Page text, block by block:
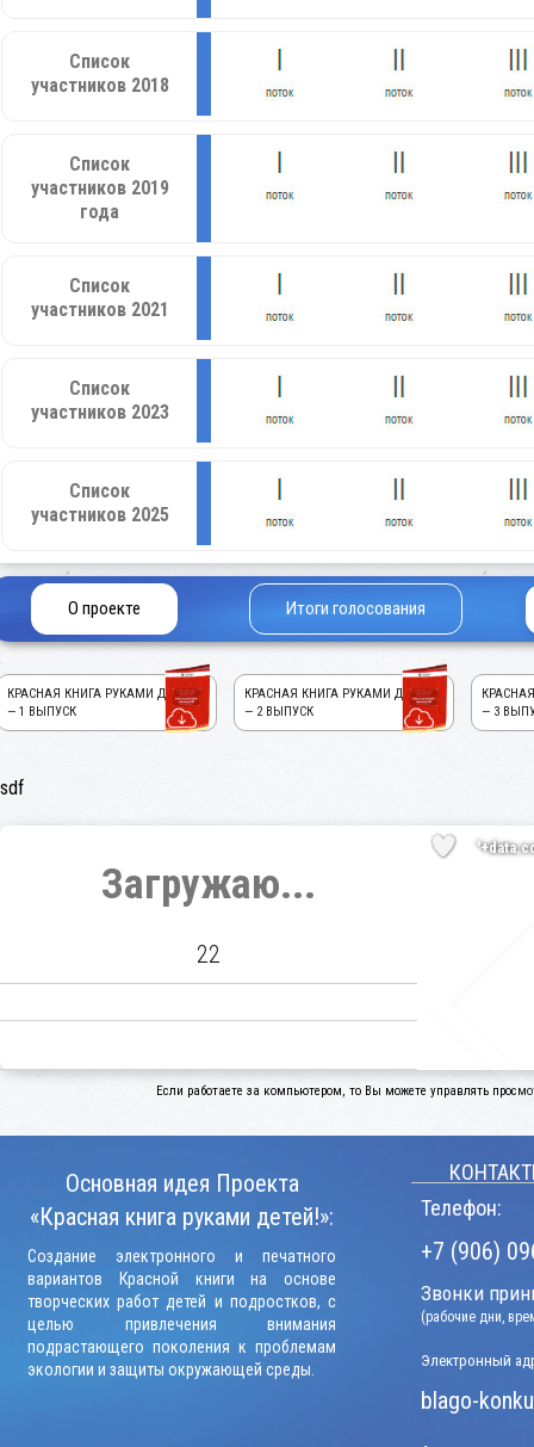
Список
участников 2018
Список
участников 2019
года
Список
участников 2021
Список
участников 2023
Список
участников 2025
О проекте Итоги голосования
КРАСНАЯ КНИГА РУКАМИ ДЕТЕЙ!
— 1 ВЫПУСК
КРАСНАЯ КНИГА РУКАМИ ДЕТЕЙ!
— 2 ВЫПУСК
— 3
sdf
Загружаю...
22
Если работаете за компьютером, то Вы можете управлять
Основная идея Проекта
«Красная книга руками детей!»:
Создание электронного и печатного
вариантов Красной книги на основе
творческих работ детей и подростков, с
целью привлечения внимания
подрастающего поколения к проблемам
экологии и защиты окружающей среды.
Телефон:
+7 (906)
Звонки
(рабочие дни,
Электронный
blago-